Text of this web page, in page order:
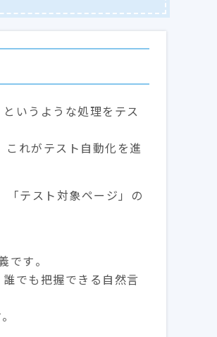
いうような処理をテス
れがテスト自動化を進
テスト対象ページ」の
す。
でも把握できる自然言